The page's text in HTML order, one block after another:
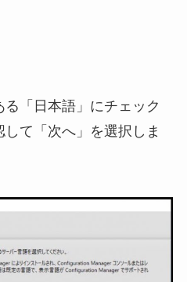
「日本語」にチェック
て「次へ」を選択しま